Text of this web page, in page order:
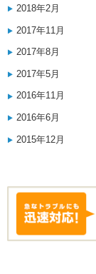
2018年2月
2017年11月
2017年8月
2017年5月
2016年11月
2016年6月
2015年12月